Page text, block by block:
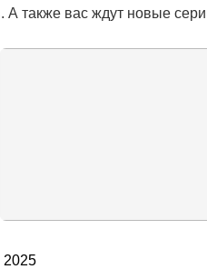
А также вас ждут новые
2025